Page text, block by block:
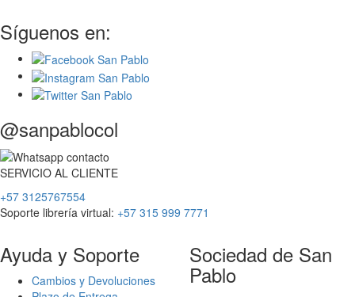
Síguenos en:
@sanpablocol
SERVICIO AL CLIENTE
+57 3125767554
Soporte librería virtual: +57 315 999 7771
Ayuda y Soporte
Cambios y Devoluciones
Sociedad de San
Pablo